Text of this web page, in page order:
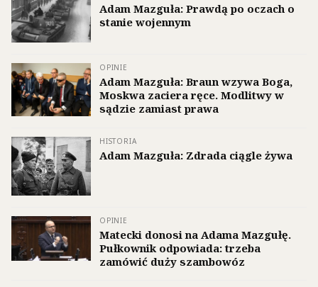
Adam Mazguła: Prawdą po oczach o
stanie wojennym
OPINIE
Adam Mazguła: Braun wzywa Boga,
Moskwa zaciera ręce. Modlitwy w
sądzie zamiast prawa
HISTORIA
Adam Mazguła: Zdrada ciągle żywa
OPINIE
Matecki donosi na Adama Mazgułę.
Pułkownik odpowiada: trzeba
zamówić duży szambowóz